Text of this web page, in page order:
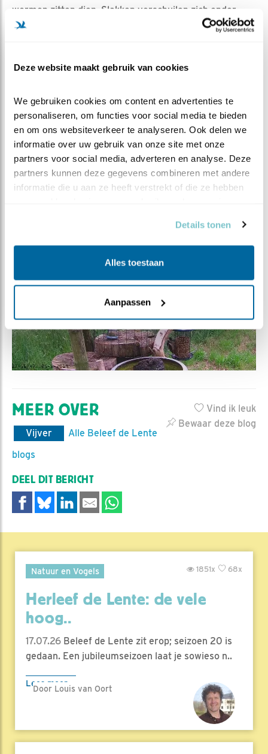
Deze website maakt gebruik van cookies
We gebruiken cookies om content en advertenties te
personaliseren, om functies voor social media te bieden
en om ons websiteverkeer te analyseren. Ook delen we
informatie over uw gebruik van onze site met onze
partners voor social media, adverteren en analyse. Deze
partners kunnen deze gegevens combineren met andere
informatie die u aan ze heeft verstrekt of die ze hebben
Details tonen
Alles toestaan
Aanpassen
wormen zitten diep. Slakken verschuilen zich onder
gebladerte tot de volgende regenbui. Granen zijn nog in
Wij kunnen dus best wat betekenen voor onze
tuinvogels. Te beginnen met vers, koel water in ondiepe
bakken. En dan toch die zaden in de silo’s. U hoeft geen
eik aan te planten om processierupsen voor de
koolmezen te kweken, maar hang fijn wat pinda’s in de
silo en strooi wat gedroogde insecten en gepeld
hennepzaad… Geef toe, dat verhoogt toch ook ons
Vind ik leuk
Bewaar deze blog
MEER OVER
Vijver
Alle Beleef de Lente
blogs
DEEL DIT BERICHT
Natuur en Vogels 68x
1851x
Herleef de Lente: de vele
hoog..
17.07.26 Beleef de Lente zit erop; seizoen 20 is
gedaan. Een jubileumseizoen laat je sowieso n..
Lees meer
Door Louis van Oort